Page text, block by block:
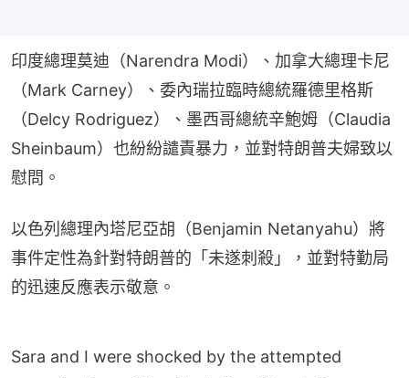
印度總理莫迪（Narendra Modi）、加拿大總理卡尼
（Mark Carney）、委內瑞拉臨時總統羅德里格斯
（Delcy Rodriguez）、墨西哥總統辛鮑姆（Claudia
Sheinbaum）也紛紛譴責暴力，並對特朗普夫婦致以
慰問。
以色列總理內塔尼亞胡（Benjamin Netanyahu）將
事件定性為針對特朗普的「未遂刺殺」，並對特勤局
的迅速反應表示敬意。
assassination of President@realDonaldTrump